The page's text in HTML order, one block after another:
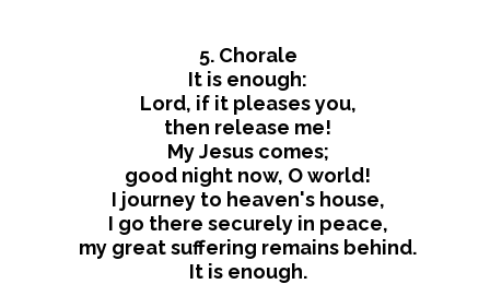
5. Chorale
It is enough:
Lord, if it pleases you,
then release me!
My Jesus comes;
good night now, O world!
I journey to heaven's house,
I go there securely in peace,
my great suffering remains behind.
It is enough.